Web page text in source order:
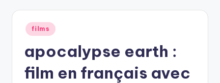
en
français
Posted
in
films
apocalypse earth :
film en français avec